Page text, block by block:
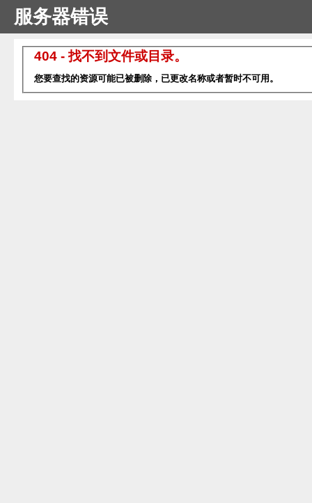
服务器错误
404 - 找不到文件或目录。
您要查找的资源可能已被删除，已更改名称或者暂时不可用。